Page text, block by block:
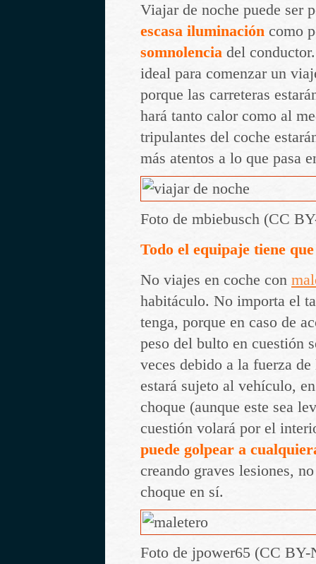
Viajar de noche puede ser
escasa iluminación como
somnolencia del
ideal para comenzar un
porque las carreteras
hará tanto calor como al
tripulantes del coche
más atentos a lo que pasa
Foto de mbiebusch (CC
Todo el equipaje tiene
No viajes en coche con
habitáculo. No importa el
tenga, porque en caso de
peso del bulto en cuestión
veces debido a la fuerza
estará sujeto al vehículo,
choque (aunque este sea
cuestión volará por el
puede golpear a
creando graves lesiones,
choque en sí.
Foto de jpower65 (CC BY-